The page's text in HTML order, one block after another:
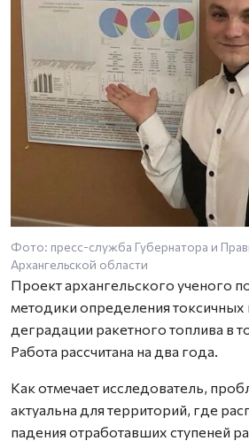
Фото: пресс-служба Губернатора и
Архангельской области
Проект архангельского ученого
методики определения токсичных
деградации ракетного топлива в
Работа рассчитана на два года.
Как отмечает исследователь,
актуальна для территорий, где
падения отработавших ступеней